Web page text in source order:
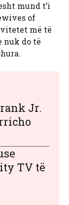
mund t’i
of
më të
nuk do të
Jr.
TV të